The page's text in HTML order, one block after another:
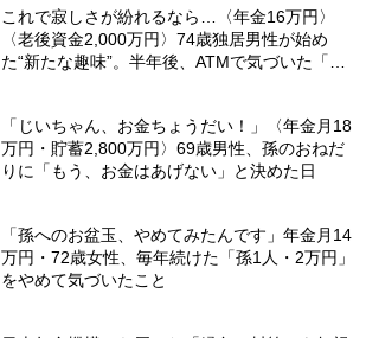
これで寂しさが紛れるなら…〈年金16万円〉
〈老後資金2,000万円〉74歳独居男性が始め
た“新たな趣味”。半年後、ATMで気づいた「異
「じいちゃん、お金ちょうだい！」〈年金月18
万円・貯蓄2,800万円〉69歳男性、孫のおねだ
りに「もう、お金はあげない」と決めた日
「孫へのお盆玉、やめてみたんです」年金月14
万円・72歳女性、毎年続けた「孫1人・2万円」
をやめて気づいたこと